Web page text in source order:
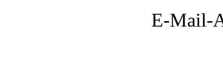
E-Mail-